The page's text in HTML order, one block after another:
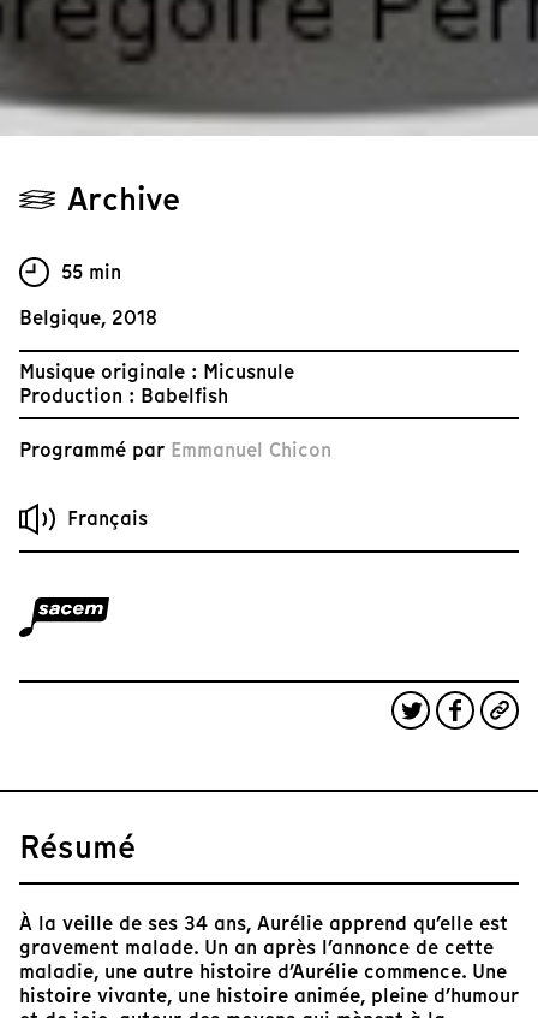
Archive
55 min
Belgique, 2018
Musique originale : Micusnule
Production : Babelfish
Programmé par Emmanuel Chicon
Français
Résumé
À la veille de ses 34 ans, Aurélie apprend qu’elle est
gravement malade. Un an après l’annonce de cette
maladie, une autre histoire d’Aurélie commence. Une
histoire vivante, une histoire animée, pleine d’humour